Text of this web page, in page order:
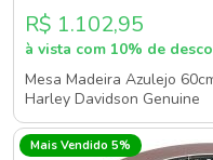
R$ 1.102,95
à vista com 10% de
Mesa Madeira Azulejo
Harley Davidson Genuine
Mais Vendido 5%